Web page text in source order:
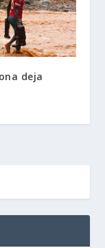
deja